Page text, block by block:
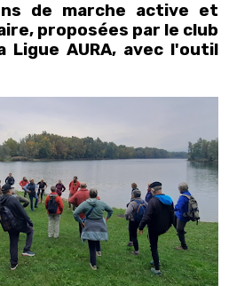
de marche active et
proposées par le club
AURA, avec l'outil